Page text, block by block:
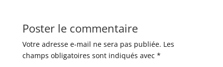
Poster le commentaire
Votre adresse e-mail ne sera pas publiée. Les
champs obligatoires sont indiqués avec *